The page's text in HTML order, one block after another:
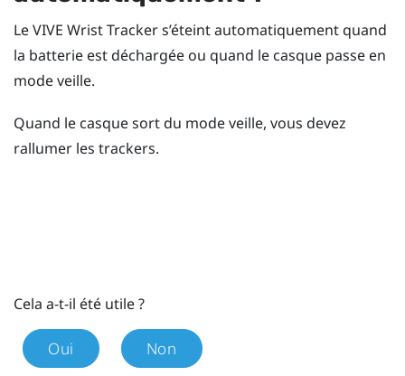
LeVIVE Wrist Trackers’éteint automatiquement quand
la batterie est déchargée ou quand le casque passe en
mode veille.
Quand le casque sort du mode veille, vous devez
rallumer les trackers.
Cela a-t-il été utile ?
Oui Non